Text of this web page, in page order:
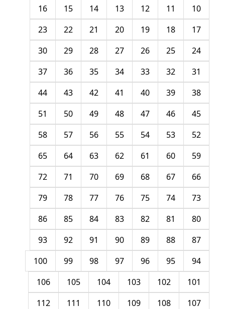
10
11
12
13
14
15
16
17
18
19
20
21
22
23
24
25
26
27
28
29
30
31
32
33
34
35
36
37
38
39
40
41
42
43
44
45
46
47
48
49
50
51
52
53
54
55
56
57
58
59
60
61
62
63
64
65
66
67
68
69
70
71
72
73
74
75
76
77
78
79
80
81
82
83
84
85
86
87
88
89
90
91
92
93
94
95
96
97
98
99
100
101
102
103
104
105
106
107
108
109
110
111
112